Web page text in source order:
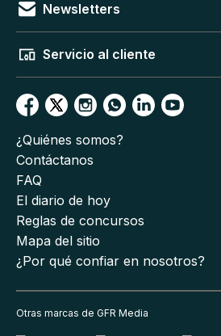
Newsletters
Servicio al cliente
¿Quiénes somos?
Contáctanos
FAQ
El diario de hoy
Reglas de concursos
Mapa del sitio
¿Por qué confiar en nosotros?
Otras marcas de GFR Media